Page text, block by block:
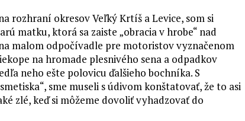
rozhraní okresov Veľký Krtíš a Levice, som si
matku, ktorá sa zaiste „obracia v hrobe“ nad
malom odpočívadle pre motoristov vyznačenom
na hromade plesnivého sena a odpadkov
neho ešte polovicu ďalšieho bochníka. S
sme museli s údivom konštatovať, že to asi
zlé, keď si môžeme dovoliť vyhadzovať do